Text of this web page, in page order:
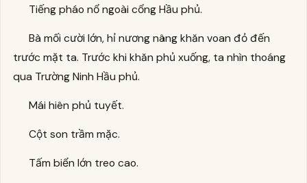
Tiếng pháo nổ ngoài cổng Hầu phủ.
Bà mối cười lớn, hỉ nương nâng khăn voan đỏ đến
trước mặt ta. Trước khi khăn phủ xuống, ta nhìn thoáng
qua Trường Ninh Hầu phủ.
Mái hiên phủ tuyết.
Cột son trầm mặc.
Tấm biển lớn treo cao.